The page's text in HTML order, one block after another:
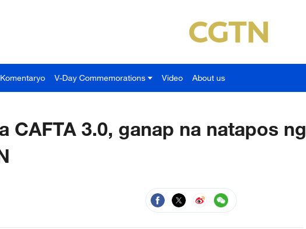
Komentaryo V-Day Commemorations Video About us
CAFTA 3.0, ganap na natapos ng